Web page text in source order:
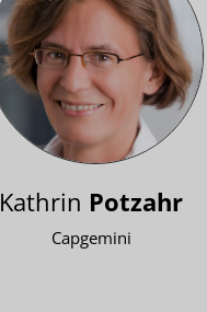
Kathrin Potzahr
Capgemini